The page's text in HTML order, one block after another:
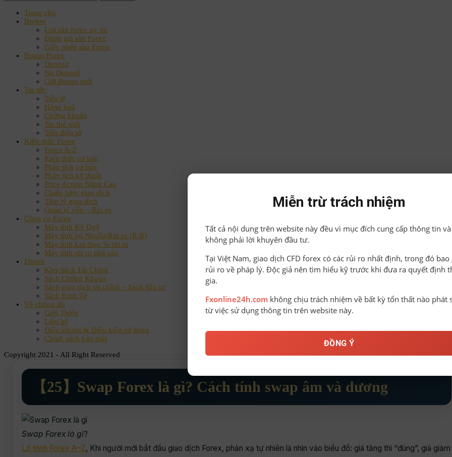
Trang chủ
Broker
List sàn forex uy tín
Đánh giá sàn Forex
Giấy phép sàn Forex
Bonus Forex
Deposit
No Deposit
Gửi Bonus mới
Tin tức
Tiền tệ
Hàng hoá
Chứng khoán
Tin thế giới
Tiền điện tử
Kiến thức Forex
Forex A-Z
Kiến thức cơ bản
Phân tích cơ bản
Phân tích kỹ thuật
Price Action Nâng Cao
Chiến lược giao dịch
Tâm lý giao dịch
Quản lý vốn – Rủi ro
Công cụ Forex
Máy tính Ký Quỹ
Máy tính lợi Nhuận/Rủi ro (R:R)
Máy tính Lot theo % rủi ro
Máy tính rủi ro phá sản
Ebook
Kho Sách Tài Chính
Sách Chứng Khoán
Sách giao dịch tài chính – Sách đầu tư
Sách Kinh Tế
Về chúng tôi
Giới Thiệu
Liên hệ
Điều khoản & Điều kiện sử dụng
Chính sách bảo mật
Copyright 2021 - All Right Reserved
【25】Swap Forex là gì? Cách tính swap âm và dương
Swap Forex là gì?
Lộ trình Forex A–Z, Khi người mới bắt đầu giao dịch Forex, phản xạ tự nhiên là nhìn vào biểu đồ: giá tăng thì “đúng”, giá giảm
Miễn trừ trách nhiệm
Tất cả nội dung trên website này đều vì mục đích cung cấp thông tin và
không phải lời khuyên đầu tư.
Tại Việt Nam, giao dịch CFD forex có các rủi ro nhất định, trong đó bao
rủi ro về pháp lý. Độc giả nên tìm hiểu kỹ trước khi đưa ra quyết định
gia.
Fxonline24h.com không chịu trách nhiệm về bất kỳ tổn thất nào phát
từ việc sử dụng thông tin trên website này.
ĐỒNG Ý